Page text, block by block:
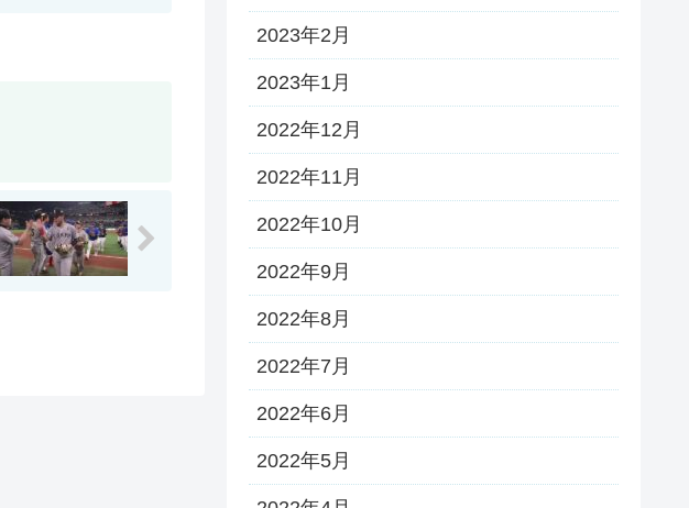
2023年2月
2023年1月
2022年12月
2022年11月
2022年10月
2022年9月
2022年8月
2022年7月
2022年6月
2022年5月